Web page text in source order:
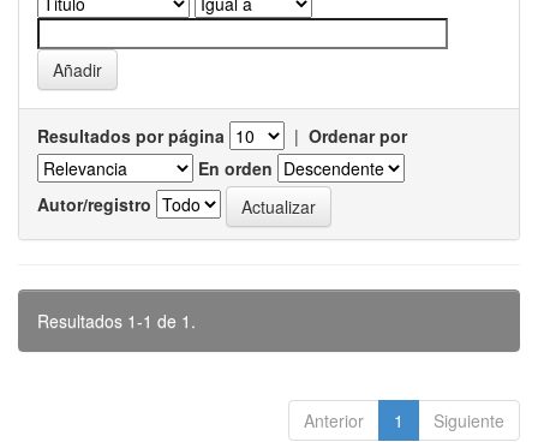
Resultados por página | Ordenar por
En orden
Autor/registro
Resultados 1-1 de 1.
Anterior 1 Siguiente